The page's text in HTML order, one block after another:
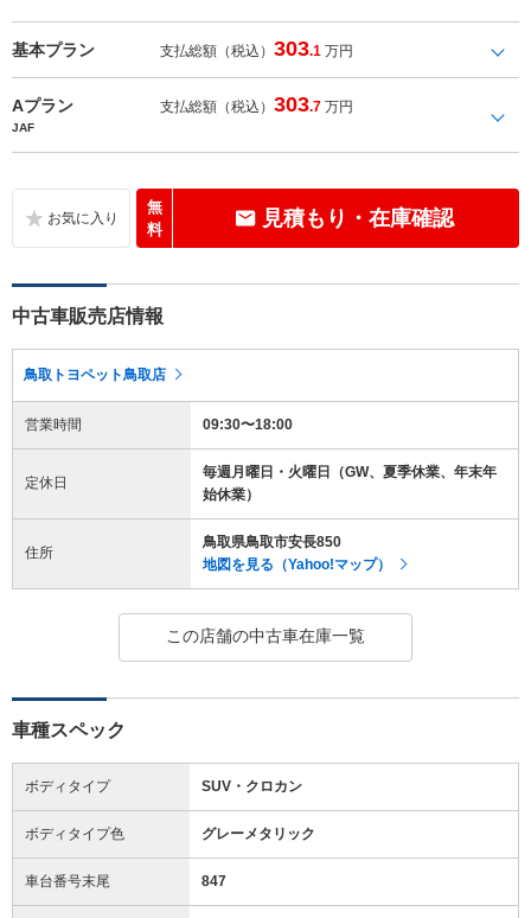
基本プラン 支払総額（税込）303.1 万円
Aプラン 支払総額（税込）303.7 万円
JAF
無
料
見積もり・在庫確認
中古車販売店情報
鳥取トヨペット鳥取店
営業時間 09:30〜18:00
定休日
毎週月曜日・火曜日（GW、夏季休業、年末年
始休業）
住所
鳥取県鳥取市安長850
地図を見る（Yahoo!マップ）
この店舗の中古車在庫一覧
車種スペック
ボディタイプ SUV・クロカン
ボディタイプ色 グレーメタリック
車台番号末尾 847